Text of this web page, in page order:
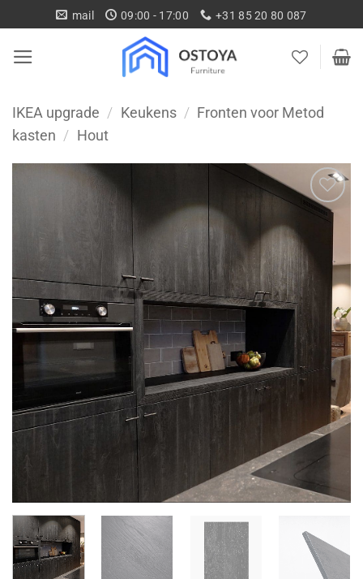
naar
inhoud
mail 09:00 - 17:00 +31 85 20 80 087
IKEA upgrade / Keukens /
Fronten voor Metod
kasten / Hout
Toevoegen
wenslijst